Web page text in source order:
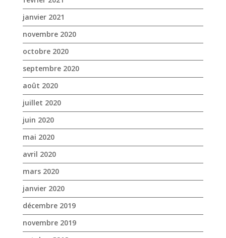
août 2020
juillet 2020
juin 2020
mai 2020
avril 2020
mars 2020
janvier 2020
décembre 2019
novembre 2019
octobre 2019
septembre 2019
août 2019
juillet 2019
juin 2019